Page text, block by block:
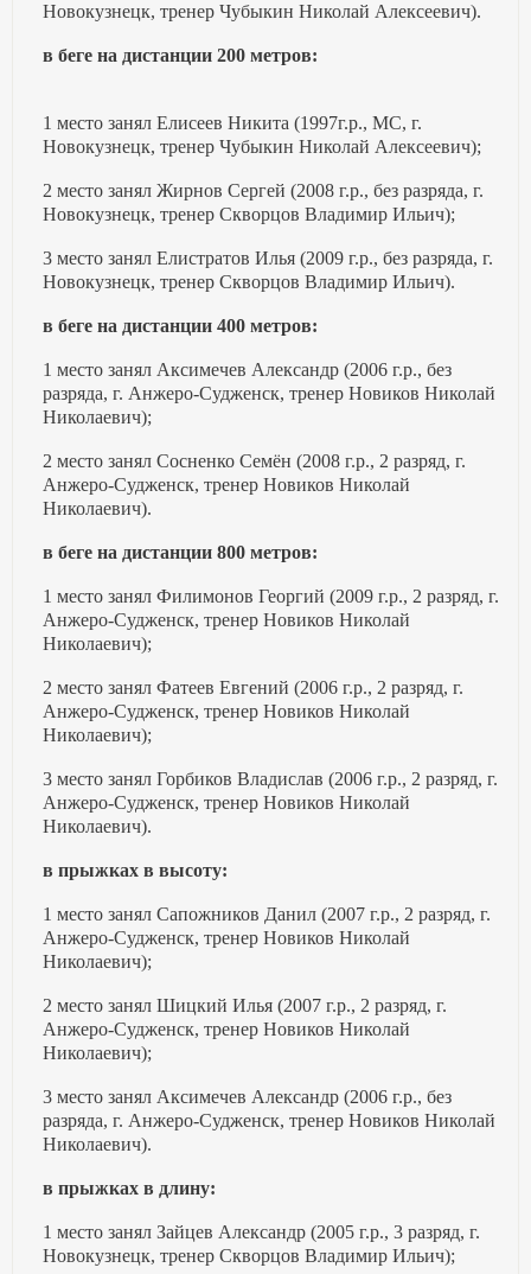
Новокузнецк, тренер Чубыкин Николай Алексеевич).
в беге на дистанции 200 метров:
1 место занял Елисеев Никита (1997г.р., МС, г.
Новокузнецк, тренер Чубыкин Николай Алексеевич);
2 место занял Жирнов Сергей (2008 г.р., без разряда, г.
Новокузнецк, тренер Скворцов Владимир Ильич);
3 место занял Елистратов Илья (2009 г.р., без разряда, г.
Новокузнецк, тренер Скворцов Владимир Ильич).
в беге на дистанции 400 метров:
1 место занял Аксимечев Александр (2006 г.р., без
разряда, г. Анжеро-Судженск, тренер Новиков Николай
Николаевич);
2 место занял Сосненко Семён (2008 г.р., 2 разряд, г.
Анжеро-Судженск, тренер Новиков Николай
Николаевич).
в беге на дистанции 800 метров:
1 место занял Филимонов Георгий (2009 г.р., 2 разряд, г.
Анжеро-Судженск, тренер Новиков Николай
Николаевич);
2 место занял Фатеев Евгений (2006 г.р., 2 разряд, г.
Анжеро-Судженск, тренер Новиков Николай
Николаевич);
3 место занял Горбиков Владислав (2006 г.р., 2 разряд, г.
Анжеро-Судженск, тренер Новиков Николай
Николаевич).
в прыжках в высоту:
1 место занял Сапожников Данил (2007 г.р., 2 разряд, г.
Анжеро-Судженск, тренер Новиков Николай
Николаевич);
2 место занял Шицкий Илья (2007 г.р., 2 разряд, г.
Анжеро-Судженск, тренер Новиков Николай
Николаевич);
3 место занял Аксимечев Александр (2006 г.р., без
разряда, г. Анжеро-Судженск, тренер Новиков Николай
Николаевич).
в прыжках в длину:
1 место занял Зайцев Александр (2005 г.р., 3 разряд, г.
Новокузнецк, тренер Скворцов Владимир Ильич);